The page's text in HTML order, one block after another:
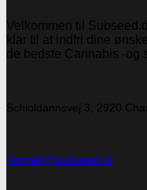
Velkommen til
klar til at indfri dine
de bedste Cannabis -og
Schioldannsvej 3, 2920
Kontakt@subseed.dk